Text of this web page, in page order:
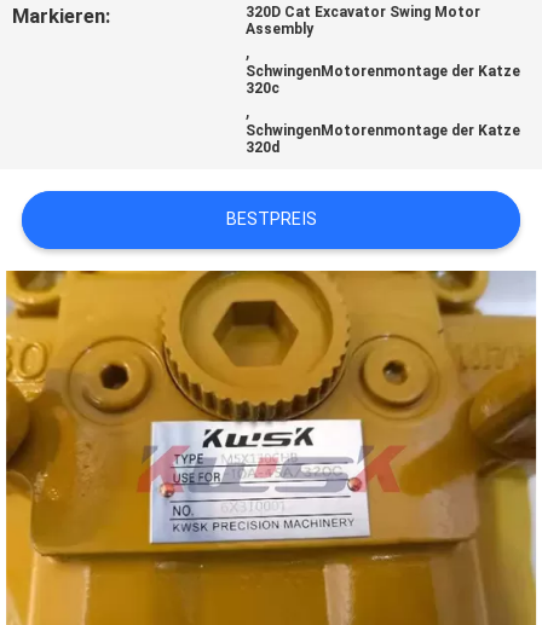
EIN
ZITAT
NEWS
SITEMAP
PRIVACY
POLICY
Markieren:
320D Cat Excavator Swing Motor
Assembly
,
SchwingenMotorenmontage der Katze
320c
,
SchwingenMotorenmontage der Katze
320d
BESTPREIS